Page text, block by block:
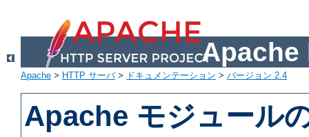
Apache
Apache > HTTP サーバ> ドキュメンテーション > バージョン 2.4
Apache モジュール